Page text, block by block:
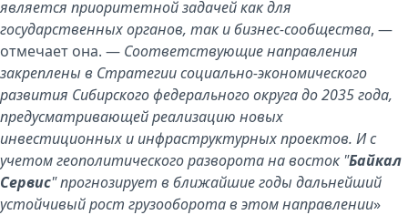
является приоритетной задачей как для
государственных органов, так и бизнес-сообщества, —
отмечает она. — Соответствующие направления
закреплены в Стратегии социально‑экономического
развития Сибирского федерального округа до 2035 года,
предусматривающей реализацию новых
инвестиционных и инфраструктурных проектов. И с
учетом геополитического разворота на восток "Байкал
Сервис" прогнозирует в ближайшие годы дальнейший
устойчивый рост грузооборота в этом направлении»